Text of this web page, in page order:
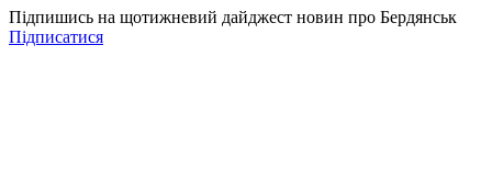
Підпишись на щотижневий дайджест новин про Бердянськ
Підписатися